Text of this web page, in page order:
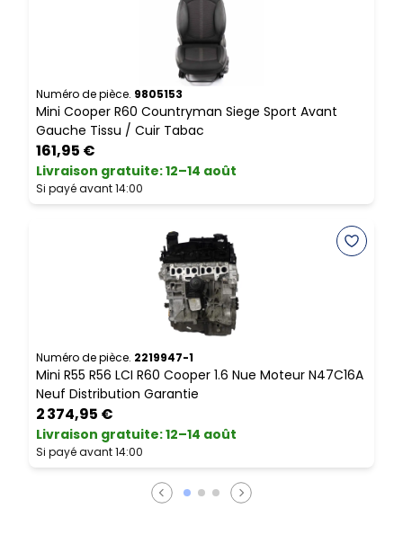
Numéro de pièce. 9805153
Mini Cooper R60 Countryman Siege Sport Avant
Gauche Tissu / Cuir Tabac
161,95 €
Livraison gratuite:12–14 août
Si payé avant 14:00
Numéro de pièce. 2219947-1
Mini R55 R56 LCI R60 Cooper 1.6 Nue Moteur N47C16A
Neuf Distribution Garantie
2 374,95 €
Livraison gratuite:12–14 août
Si payé avant 14:00